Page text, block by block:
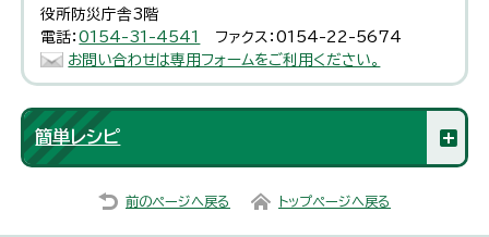
役所防災庁舎3階
電話：0154-31-4541
ファクス：0154-22-5674
お問い合わせは専用フォームをご利用ください。
簡単レシピ
前のページへ戻る トップページへ戻る